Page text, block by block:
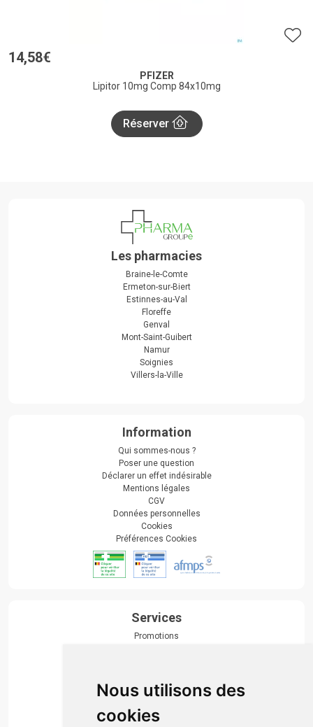
Nous utilisons des
cookies
14,58€
PFIZER
Lipitor 10mg Comp 84x10mg
Réserver
Les pharmacies
Braine-le-Comte
Ermeton-sur-Biert
Estinnes-au-Val
Floreffe
Genval
Mont-Saint-Guibert
Namur
Soignies
Villers-la-Ville
Information
Qui sommes-nous ?
Poser une question
Déclarer un effet indésirable
Mentions légales
CGV
Données personnelles
Cookies
Préférences Cookies
Services
Promotions
Actualités & conseils
Événements
Marques